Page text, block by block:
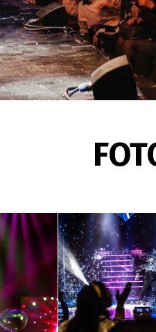
Uno spettacolo bolle
rende perfetto per teatri
22 aprile 2026
Bubble artist:
stupire teatri, festival ed
Come scegliere uno
valutare impatto, qualità
18 aprile 2026
Artista di bolle di